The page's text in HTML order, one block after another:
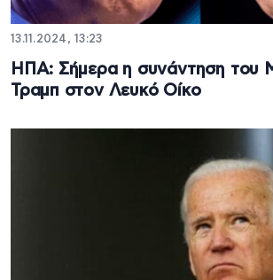
13.11.2024, 13:23
ΗΠΑ: Σήμερα η συνάντηση του
Τραμπ στον Λευκό Οίκο